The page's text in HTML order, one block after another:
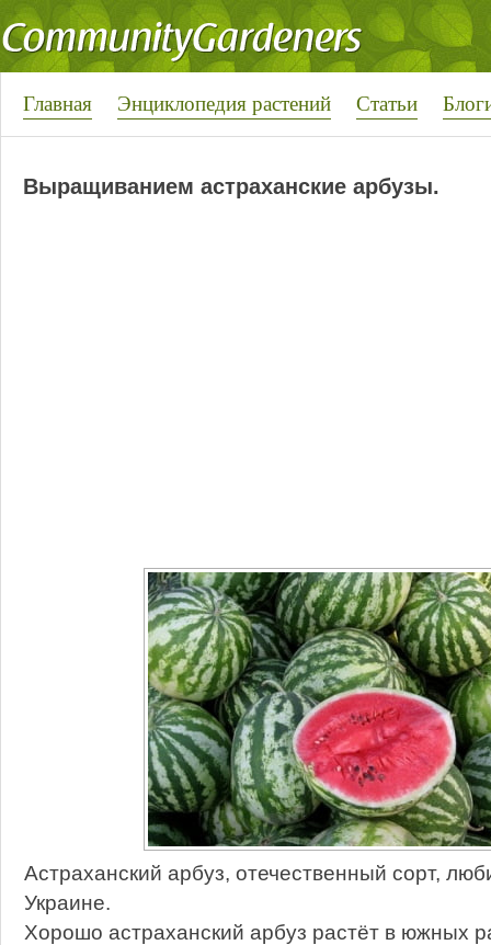
Главная Энциклопедия растений Статьи
Выращиванием астраханские арбузы.
Астраханский арбуз, отечественный сорт,
Украине.
Хорошо астраханский арбуз растёт в южных